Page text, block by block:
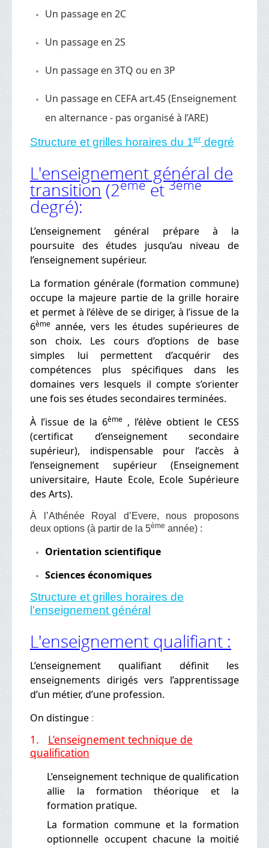
Un passage en 2C
Un passage en 2S
Un passage en 3TQ ou en 3P
Un passage en CEFA art.45 (Enseignement
en alternance - pas organisé à l’ARE)
Structure et grilles horaires du 1er degré
L'enseignement général de
transition(2èmeet3ème
degré):
L’enseignement général prépare à la
poursuite des études jusqu’au niveau de
l’enseignement supérieur.
La formation générale (formation commune)
occupe la majeure partie de la grille horaire
et permet à l’élève de se diriger, à l’issue de la
6ème année, vers les études supérieures de
son choix. Les cours d’options de base
simples lui permettent d’acquérir des
compétences plus spécifiques dans les
domaines vers lesquels il compte s’orienter
une fois ses études secondaires terminées.
À l’issue de la 6ème , l’élève obtient le CESS
(certificat d’enseignement secondaire
supérieur), indispensable pour l’accès à
l’enseignement supérieur (Enseignement
universitaire, Haute Ecole, Ecole Supérieure
des Arts).
À l’Athénée Royal d’Evere, nous proposons
deux options (à partir de la 5ème année) :
Orientation scientifique
Sciences économiques
Structure et grilles horaires de
l'enseignement général
L'enseignement qualifiant :
L’enseignement qualifiant définit les
enseignements dirigés vers l’apprentissage
d’un métier, d’une profession.
On distingue :
1. L’enseignement technique de
qualification
L’enseignement technique de qualification
allie la formation théorique et la
formation pratique.
La formation commune et la formation
optionnelle occupent chacune la moitié